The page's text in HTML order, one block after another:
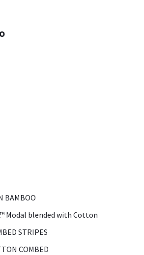
BAMBOO
Modal blended with Cotton
STRIPES
COMBED